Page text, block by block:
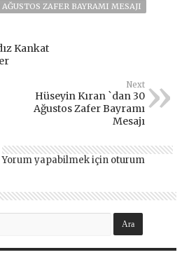
ZAFER BAYRAMI MESAJI
Kankat
Next
Hüseyin Kıran `dan 30
Ağustos Zafer Bayramı
Mesajı
Yorum yapabilmek için oturum